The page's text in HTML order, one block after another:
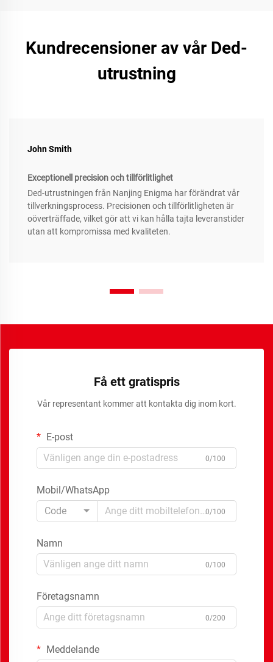
Kundrecensioner av vår Ded-
utrustning
John Smith
Exceptionell precision och tillförlitlighet
Ded-utrustningen från Nanjing Enigma har förändrat vår
tillverkningsprocess. Precisionen och tillförlitligheten är
oöverträffade, vilket gör att vi kan hålla tajta leveranstider
utan att kompromissa med kvaliteten.
Få ett gratispris
Vår representant kommer att kontakta dig inom kort.
E-post
0/100
Mobil/WhatsApp
Code
0/100
Namn
0/100
Företagsnamn
0/200
Meddelande